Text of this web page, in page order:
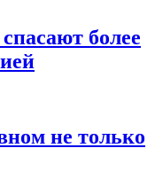
более
не только